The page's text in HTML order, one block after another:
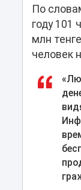
По
году 101
млн
человек